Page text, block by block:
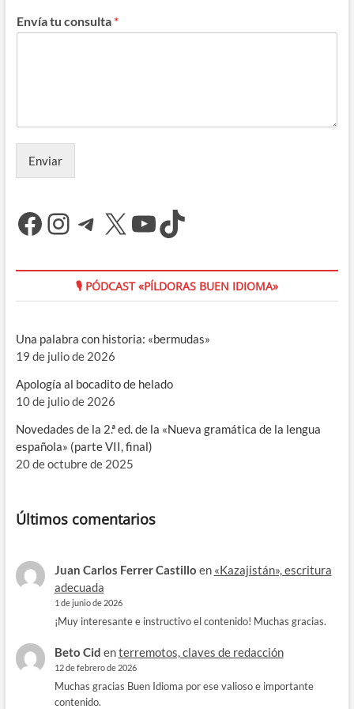
Envía tu consulta *
Enviar
Facebook
Instagram
Telegram
X YouTube
TikTok
🎙 PÓDCAST «PÍLDORAS BUEN IDIOMA»
Una palabra con historia: «bermudas»
19 de julio de 2026
Apología al bocadito de helado
10 de julio de 2026
Novedades de la 2.ª ed. de la «Nueva gramática de la lengua
española» (parte VII, final)
20 de octubre de 2025
Últimos comentarios
Juan Carlos Ferrer Castillo en «Kazajistán», escritura
adecuada
1 de junio de 2026
¡Muy interesante e instructivo el contenido! Muchas gracias.
Beto Cid enterremotos, claves de redacción
12 de febrero de 2026
Muchas gracias Buen Idioma por ese valioso e importante
contenido.